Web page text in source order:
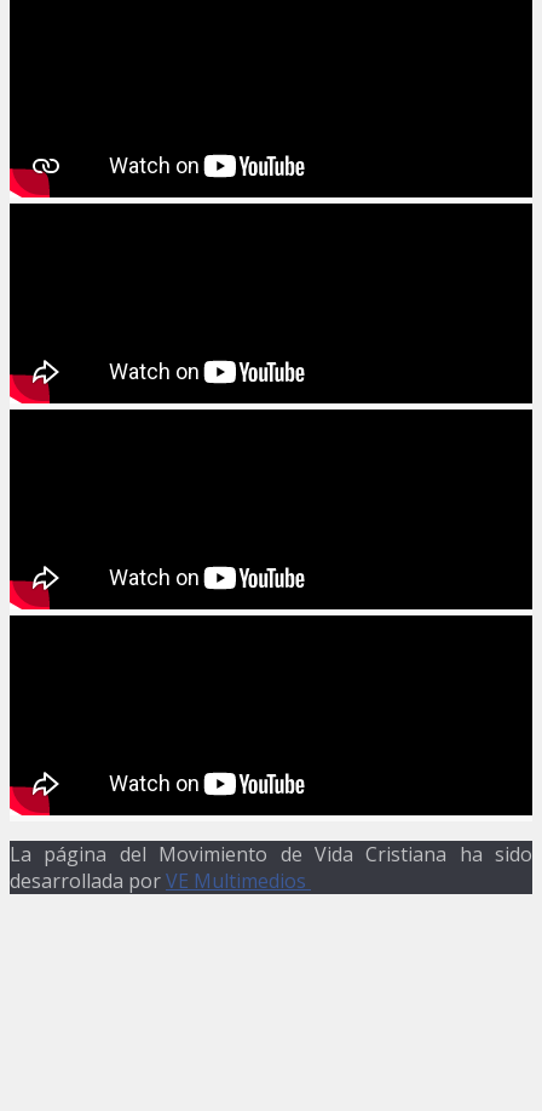
La página del Movimiento de Vida Cristiana ha sido
desarrollada porVE Multimedios